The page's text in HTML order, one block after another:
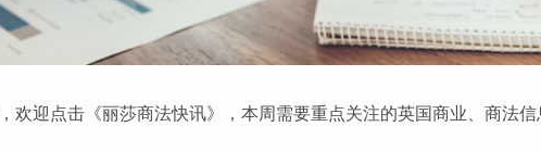
欢迎点击《丽莎商法快讯》，本周需要重点关注的英国商业、商法